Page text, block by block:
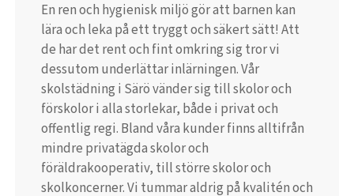
En ren och hygienisk miljö gör att barnen kan
lära och leka på ett tryggt och säkert sätt! Att
de har det rent och fint omkring sig tror vi
dessutom underlättar inlärningen. Vår
skolstädning i Särö vänder sig till skolor och
förskolor i alla storlekar, både i privat och
offentlig regi. Bland våra kunder finns alltifrån
mindre privatägda skolor och
föräldrakooperativ, till större skolor och
skolkoncerner. Vi tummar aldrig på kvalitén och